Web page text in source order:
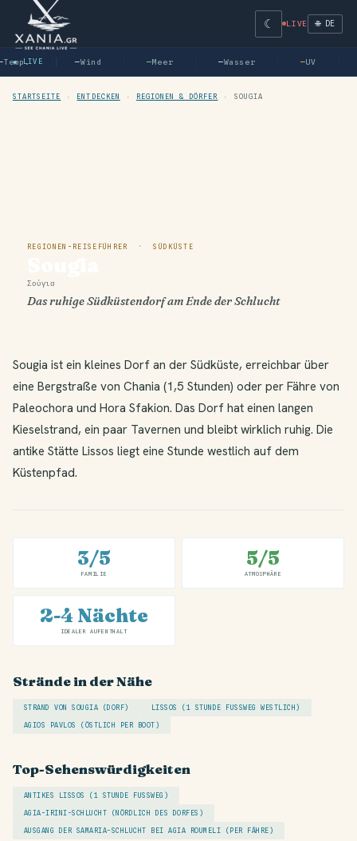
☾ LIVE 🌐 DE
● LIVE —Wind —Meer Wasser —UV
STARTSEITE › ENTDECKEN › REGIONEN & DÖRFER › SOUGIA
REGIONEN-REISEFÜHRER · SÜDKÜSTE
Σούγια
Das ruhige Südküstendorf am Ende der Schlucht
Sougia ist ein kleines Dorf an der Südküste, erreichbar über
eine Bergstraße von Chania (1,5 Stunden) oder per Fähre von
Paleochora und Hora Sfakion. Das Dorf hat einen langen
Kieselstrand, ein paar Tavernen und bleibt wirklich ruhig. Die
antike Stätte Lissos liegt eine Stunde westlich auf dem
Küstenpfad.
3/5
FAMILIE
5/5
ATMOSPHÄRE
2-4 Nächte
IDEALER AUFENTHALT
Strände in der Nähe
STRAND VON SOUGIA (DORF) LISSOS (1 STUNDE FUSSWEG WESTLICH)
AGIOS PAVLOS (ÖSTLICH PER BOOT)
Top-Sehenswürdigkeiten
ANTIKES LISSOS (1 STUNDE FUSSWEG)
AGIA-IRINI-SCHLUCHT (NÖRDLICH DES DORFES)
AUSGANG DER SAMARIA-SCHLUCHT BEI AGIA ROUMELI (PER FÄHRE)